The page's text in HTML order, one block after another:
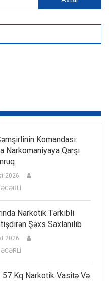
Komandası:
Narkomaniyaya Qarşı
2026
Narkotik Tərkibli
Şəxs Saxlanılıb
2026
57 Kq Narkotik Vasitə Və